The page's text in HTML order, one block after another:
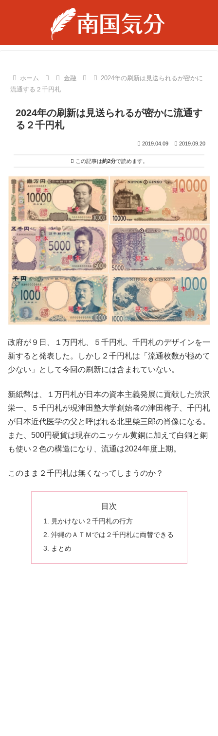
ホーム 金融
2024年の刷新は見送られるが密かに
流通する２千円札
2024年の刷新は見送られるが密かに流通す
る２千円札
2019.04.09 2019.09.20
この記事は約2分で読めます。
政府が９日、１万円札、５千円札、千円札のデザインを一
新すると発表した。しかし２千円札は「流通枚数が極めて
少ない」として今回の刷新には含まれていない。
新紙幣は、１万円札が日本の資本主義発展に貢献した渋沢
栄一、５千円札が現津田塾大学創始者の津田梅子、千円札
が日本近代医学の父と呼ばれる北里柴三郎の肖像になる。
また、500円硬貨は現在のニッケル黄銅に加えて白銅と銅
も使い２色の構造になり、流通は2024年度上期。
このまま２千円札は無くなってしまうのか？
目次
見かけない２千円札の行方
沖縄のＡＴＭでは２千円札に両替できる
まとめ